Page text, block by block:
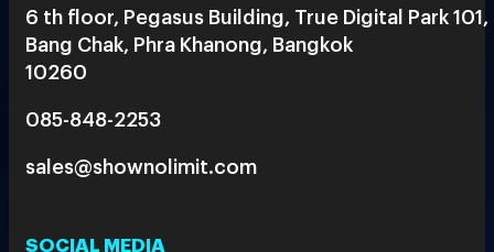
6 th floor, Pegasus Building, True Digital Park 101,
Bang Chak, Phra Khanong, Bangkok
10260
085-848-2253
sales@shownolimit.com
SOCIAL MEDIA